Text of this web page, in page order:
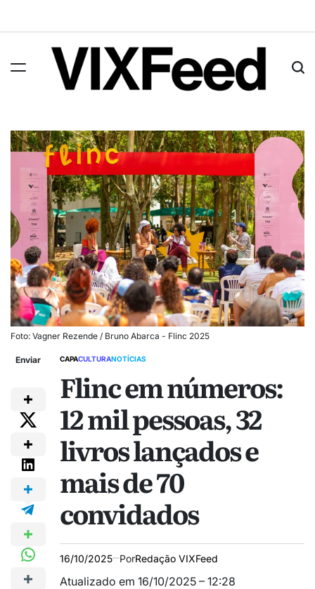
Foto: Vagner Rezende / Bruno Abarca - Flinc 2025
Enviar CAPACULTURANOTÍCIAS
Flinc em números:
12 mil pessoas, 32
livros lançados e
mais de 70
convidados
16/10/2025 PorRedação VIXFeed
Atualizado em 16/10/2025 – 12:28